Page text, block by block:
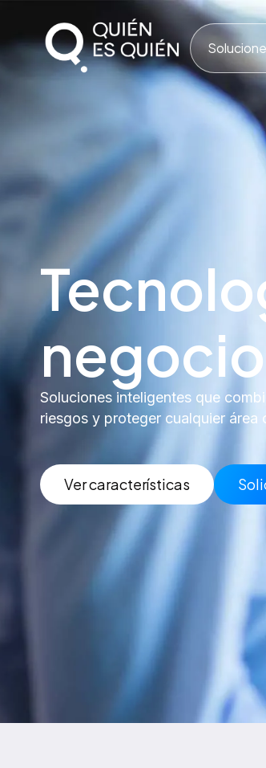
negocio
Soluciones inteligentes que
riesgos y proteger cualquier
Ver características